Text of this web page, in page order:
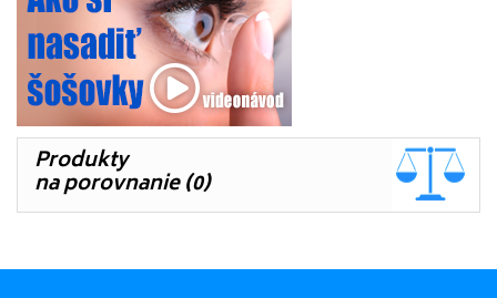
Produkty
na porovnanie (0)